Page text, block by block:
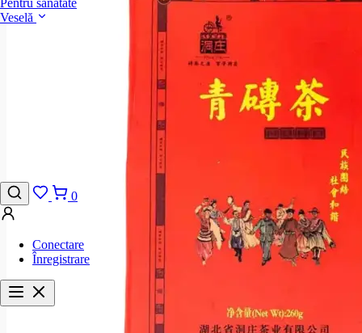
Pentru sănătate
Veselă
0
Conectare
Înregistrare